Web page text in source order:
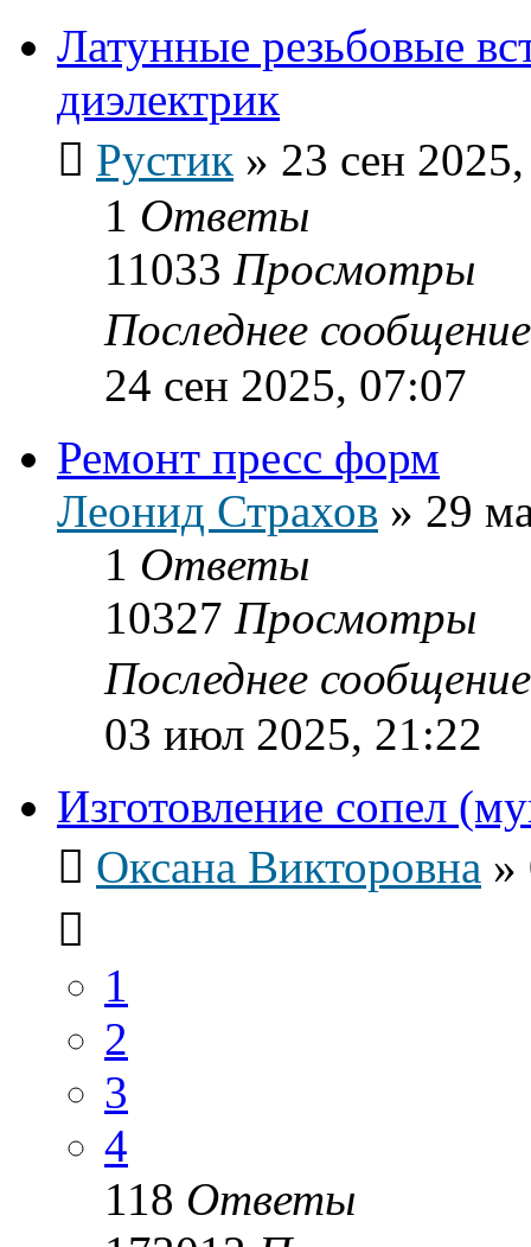
Латунные резьбовые
диэлектрик
Рустик » 23 сен
1 Ответы
11033 Просмотры
Последнее
24 сен 2025, 07:07
Ремонт пресс форм
Леонид Страхов » 29
1 Ответы
10327 Просмотры
Последнее
03 июл 2025, 21:22
Изготовление сопел
Оксана Викторовна »
1
2
3
4
118 Ответы